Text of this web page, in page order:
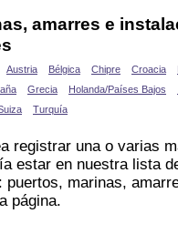
amarres e
Austria Bélgica Chipre Croacia
Grecia Holanda/Países Bajos
Turquía
registrar una o varias
estar en nuestra lista
puertos, marinas,
página.